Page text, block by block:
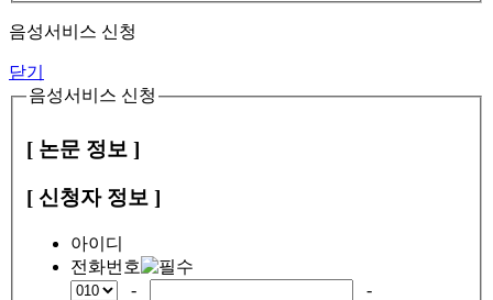
음성서비스 신청
닫기
음성서비스 신청
[ 논문 정보 ]
[ 신청자 정보 ]
아이디
전화번호
-
-